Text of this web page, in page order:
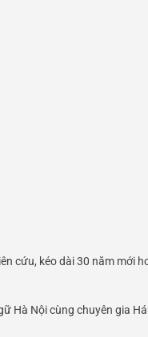
cứu, kéo dài 30 năm mới
Hà Nội cùng chuyên gia